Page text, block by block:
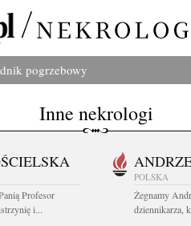
pogrzebowy
Inne nekrologi
Profesor
i...
POLSKA
Żegnamy
dziennikarza,